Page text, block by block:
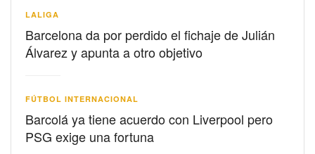
LALIGA
Barcelona da por perdido el fichaje de Julián
Álvarez y apunta a otro objetivo
FÚTBOL INTERNACIONAL
Barcolá ya tiene acuerdo con Liverpool pero
PSG exige una fortuna